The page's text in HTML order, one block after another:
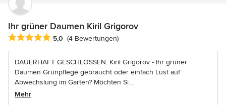
Ihr grüner Daumen Kiril Grigorov
Durchschnittliche Bewertung: 5 von 5 Sternen
5,0 (4 Bewertungen)
DAUERHAFT GESCHLOSSEN. Kiril Grigorov - Ihr grüner
Daumen Grünpflege gebraucht oder einfach Lust auf
Abwechslung im Garten? Möchten Si...
Mehr